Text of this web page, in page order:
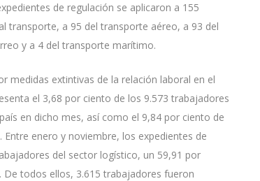
de regulación se aplicaron a 155
transporte, a 95 del transporte aéreo, a 93 del
y a 4 del transporte marítimo.
medidas extintivas de la relación laboral en el
el 3,68 por ciento de los 9.573 trabajadores
en dicho mes, así como el 9,84 por ciento de
enero y noviembre, los expedientes de
del sector logístico, un 59,91 por
todos ellos, 3.615 trabajadores fueron